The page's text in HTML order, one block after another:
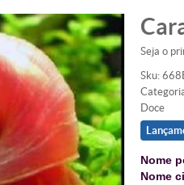
Seja o
Sku:
Doce
Nome
Nome